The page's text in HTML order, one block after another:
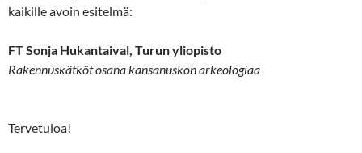
kaikille avoin esitelmä:
FT Sonja Hukantaival, Turun yliopisto
Rakennuskätköt osana kansanuskon arkeologiaa
Tervetuloa!